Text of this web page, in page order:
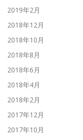
2019年2月
2018年12月
2018年10月
2018年8月
2018年6月
2018年4月
2018年2月
2017年12月
2017年10月